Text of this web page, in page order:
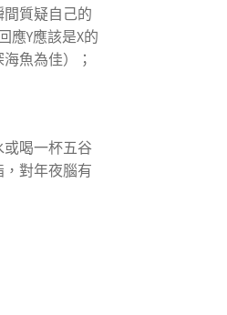
質疑自己的
應Y應該是X的
魚為佳）；
喝一杯五谷
對年夜腦有